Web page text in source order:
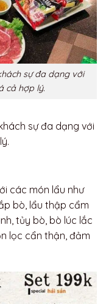
sự đa dạng với
cả hợp lý.
sự đa dạng với
các món lẩu như
bò, lẩu thập cẩm
tủy bò, bò lúc lắc
lọc cẩn thận, đảm